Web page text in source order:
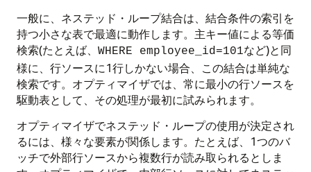
一般に、ネステッド・ループ結合は、結合条件の索引を
持つ小さな表で最適に動作します。主キー値による等価
検索(たとえば、 WHERE employee_id=101など)と同
様に、行ソースに1行しかない場合、この結合は単純な
検索です。オプティマイザでは、常に最小の行ソースを
駆動表として、その処理が最初に試みられます。
オプティマイザでネステッド・ループの使用が決定され
るには、様々な要素が関係します。たとえば、1つのバ
ッチで外部行ソースから複数行が読み取られるとしま